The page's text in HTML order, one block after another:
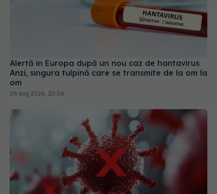
Alertă în Europa după un nou caz de hantavirus
06 aug 2026, 20:06